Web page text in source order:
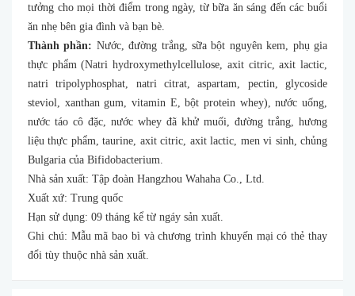
tưởng cho mọi thời điểm trong ngày, từ bữa ăn sáng đến các buổi
ăn nhẹ bên gia đình và bạn bè.
Thành phần: Nước, đường trắng, sữa bột nguyên kem, phụ gia
thực phẩm (Natri hydroxymethylcellulose, axit citric, axit lactic,
natri tripolyphosphat, natri citrat, aspartam, pectin, glycoside
steviol, xanthan gum, vitamin E, bột protein whey), nước uống,
nước táo cô đặc, nước whey đã khử muối, đường trắng, hương
liệu thực phẩm, taurine, axit citric, axit lactic, men vi sinh, chủng
Bulgaria của Bifidobacterium.
Nhà sản xuất: Tập đoàn Hangzhou Wahaha Co., Ltd.
Xuất xứ: Trung quốc
Hạn sử dụng: 09 tháng kể từ ngáy sản xuất.
Ghi chú: Mẫu mã bao bì và chương trình khuyến mại có thẻ thay
đổi tùy thuộc nhà sản xuất.